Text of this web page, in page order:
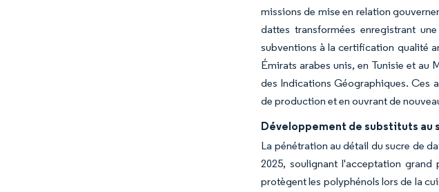
missions de mise en relation
dattes transformées enregistrant
subventions à la certification qualité
Émirats arabes unis, en Tunisie et
des Indications Géographiques. Ces
de production et en ouvrant de
Développement de substituts au
La pénétration au détail du sucre de
2025, soulignant l'acceptation
protègent les polyphénols lors de la